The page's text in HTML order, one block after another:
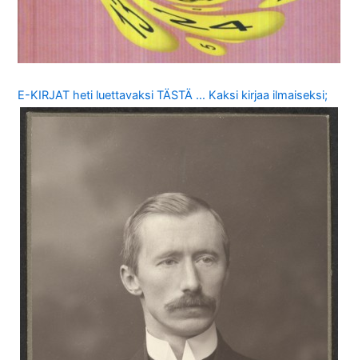
E-KIRJAT heti luettavaksi TÄSTÄ … Kaksi kirjaa ilmaiseksi;